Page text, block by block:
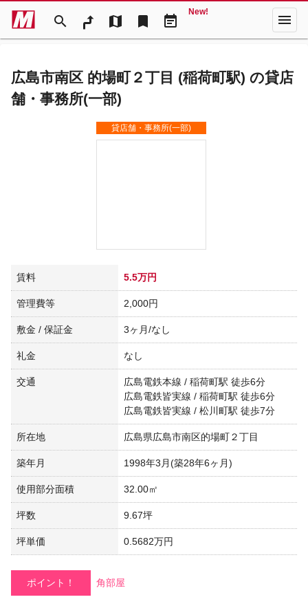
search map bookmark event_note
New! menu
広島市南区 的場町２丁目 (稲荷町駅) の貸店
舗・事務所(一部)
貸店舗・事務所(一部)
賃料 5.5万円
管理費等 2,000円
敷金 / 保証金 3ヶ月/なし
礼金 なし
交通
広島電鉄本線 / 稲荷町駅 徒歩6分
広島電鉄皆実線 / 稲荷町駅 徒歩6分
広島電鉄皆実線 / 松川町駅 徒歩7分
所在地 広島県広島市南区的場町２丁目
築年月 1998年3月(築28年6ヶ月)
使用部分面積 32.00㎡
坪数 9.67坪
坪単価 0.5682万円
ポイント！ 角部屋